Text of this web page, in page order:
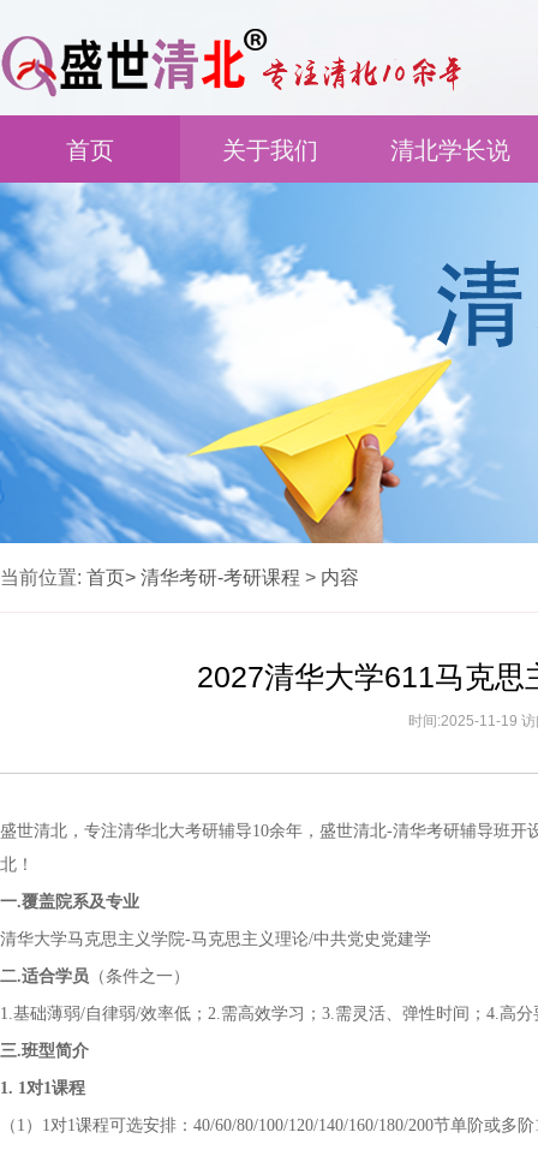
首页 关于我们 清北学长说
当前位置: 首页> 清华考研-考研课程 > 内容
2027清华大学611马克
时间:2025-11-19
盛世清北，专注清华北大考研辅导10余年，盛世清北-清华考研辅导班开
北！
一.覆盖院系及专业
清华大学马克思主义学院-马克思主义理论/中共党史党建学
二.适合学员 （条件之一）
1.基础薄弱/自律弱/效率低；2.需高效学习；3.需灵活、弹性时间；4.高分
三.班型简介
1. 1对1课程
（ 1）1对1课程可选安排：40/60/80/100/120/140/160/180/200节单阶或多